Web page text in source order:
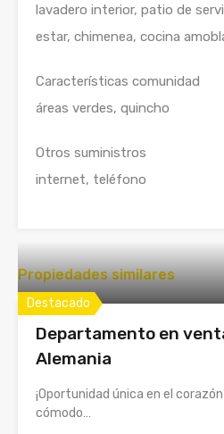
lavadero interior, patio de
estar, chimenea, cocina
Características comunidad
áreas verdes, quincho
Otros suministros
internet, teléfono
Propiedades similares
Destacado
Departamento en
Alemania
¡Oportunidad única en el
cómodo…